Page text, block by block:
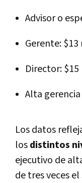
Advisor o
Gerente:
Director:
Alta
Los datos
losdistintos
ejecutivo de
detres vecesel